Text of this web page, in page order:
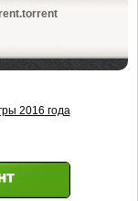
2016 года